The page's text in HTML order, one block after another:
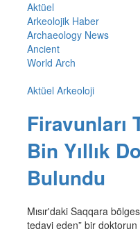
Aktüel
Arkeolojik Haber
Archaeology News
Ancient
World Arch
Aktüel Arkeoloji
Firavunları
Bin Yıllık
Bulundu
Mısır'daki Saqqara
tedavi eden” bir doktorun